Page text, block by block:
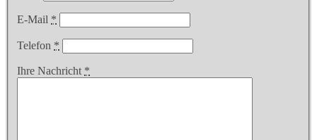
E-Mail *
Telefon *
Ihre Nachricht *